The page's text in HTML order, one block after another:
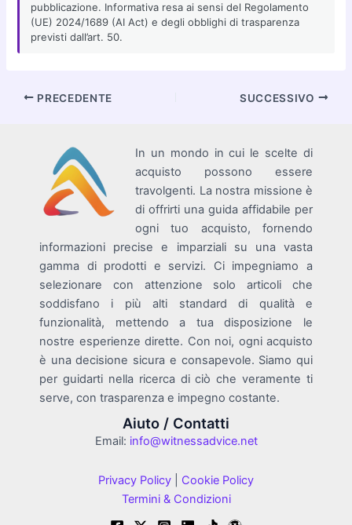
pubblicazione. Informativa resa ai sensi del Regolamento
(UE) 2024/1689 (AI Act) e degli obblighi di trasparenza
previsti dall’art. 50.
Navigazione
PRECEDENTE SUCCESSIVO
In un mondo in cui le scelte di
acquisto possono essere
travolgenti. La nostra missione è
di offrirti una guida affidabile per
ogni tuo acquisto, fornendo
informazioni precise e imparziali su una vasta
gamma di prodotti e servizi. Ci impegniamo a
selezionare con attenzione solo articoli che
soddisfano i più alti standard di qualità e
funzionalità, mettendo a tua disposizione le
nostre esperienze dirette. Con noi, ogni acquisto
è una decisione sicura e consapevole. Siamo qui
per guidarti nella ricerca di ciò che veramente ti
serve, con trasparenza e impegno costante.
Aiuto / Contatti
Email: info@witnessadvice.net
Privacy Policy
Cookie Policy
Termini & Condizioni